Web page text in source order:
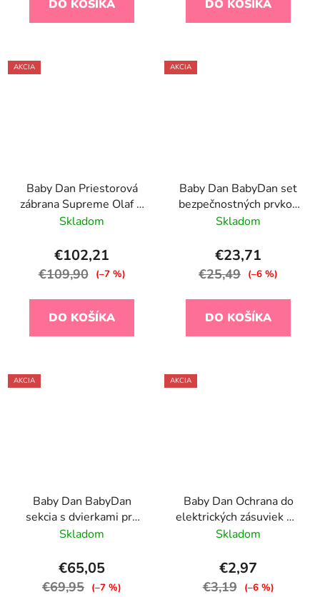
DO KOŠÍKA DO KOŠÍKA
AKCIA
Baby Dan Priestorová
zábrana Supreme Olaf X
Čierna 90 - 225 cm
Skladom
€102,21
€109,90 (–7 %)
DO KOŠÍKA
AKCIA
Baby Dan BabyDan set
bezpečnostných prvkov
16 ks Starter safety set,
Skladom
€23,71
€25,49 (–6 %)
DO KOŠÍKA
AKCIA
Baby Dan BabyDan
sekcia s dvierkami pre
zábranu CombiFit/ Carl,
Skladom
€65,05
€69,95 (–7 %)
AKCIA
Baby Dan Ochrana do
elektrických zásuviek 10
ks
Skladom
€2,97
€3,19 (–6 %)